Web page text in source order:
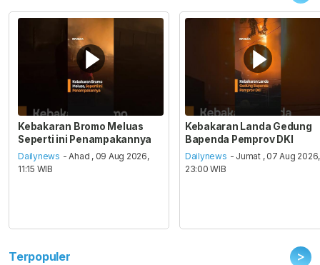
Kebakaran Bromo Meluas
Seperti ini Penampakannya
Dailynews - Ahad , 09 Aug 2026,
11:15 WIB
Kebakaran Landa Gedung
Bapenda Pemprov DKI
Dailynews - Jumat , 07 Aug 2026,
23:00 WIB
Terpopuler >